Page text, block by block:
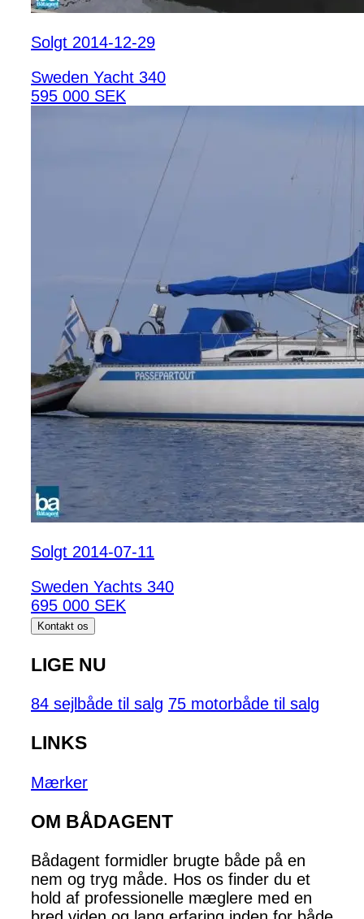
Solgt 2014-12-29
Sweden Yacht 340
595 000 SEK
Solgt 2014-07-11
Sweden Yachts 340
695 000 SEK
Kontakt os
LIGE NU
84 sejlbåde til salg 75 motorbåde til salg
LINKS
Mærker
OM BÅDAGENT
Bådagent formidler brugte både på en
nem og tryg måde. Hos os finder du et
hold af professionelle mæglere med en